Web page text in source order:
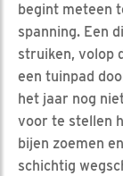
begint meteen
spanning. Een
struiken, volop
een tuinpad
het jaar nog
voor te stellen
bijen zoemen
schichtig